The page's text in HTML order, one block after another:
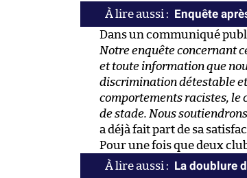
Enquête
Dans un communiqué
Notre enquête concernant
et toute information que
discrimination détestable
comportements racistes, le
de stade. Nous
a déjà fait part de sa
Pour une fois que deux
La doublure